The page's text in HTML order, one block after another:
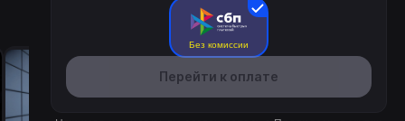
Без комиссии
Перейти к оплате